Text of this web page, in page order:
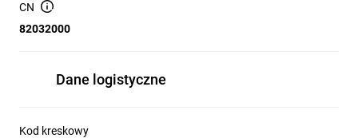
CN
82032000
Dane logistyczne
Kod kreskowy